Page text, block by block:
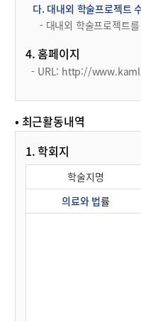
다. 대내외 학술프로젝트
- 대내외 학술프로젝트
4. 홈페이지
- URL: http://
• 최근활동내역
1. 학회지
학술지명
의료와 법률